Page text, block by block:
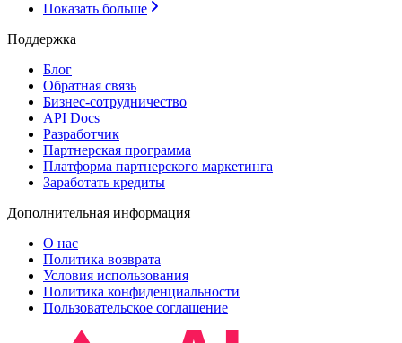
Показать больше
Поддержка
Блог
Обратная связь
Бизнес-сотрудничество
API Docs
Разработчик
Партнерская программа
Платформа партнерского маркетинга
Заработать кредиты
Дополнительная информация
О нас
Политика возврата
Условия использования
Политика конфиденциальности
Пользовательское соглашение